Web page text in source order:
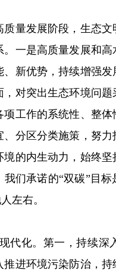
发展阶段，生态文
一是高质量发展和
新优势，持续增强
对突出生态环境问题
工作的系统性、整
分区分类施策，努力
的内生动力，始终
们承诺的“双碳”目
左右。
化。第一，持续深
进环境污染防治，